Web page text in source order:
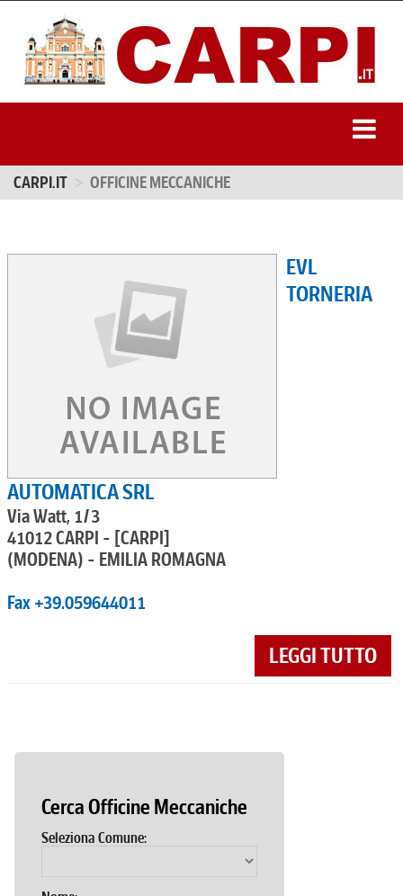
CARPI.IT OFFICINE MECCANICHE
EVL
TORNERIA
AUTOMATICA SRL
Via Watt, 1/3
41012 CARPI - [CARPI]
(MODENA) - EMILIA ROMAGNA
Fax +39.059644011
LEGGI TUTTO
Cerca Officine Meccaniche
Seleziona Comune: